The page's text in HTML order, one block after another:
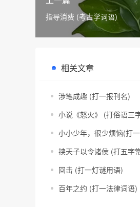
指导消费 (考古学词语)
相关文章
涉笔成趣 (打一报刊名)
小说《怒火》 (打俗语三
小小少年，很少烦恼(打
挟天子以令诸侯 (打五字
回击 (打一灯谜用语)
百年之约 (打一法律词语)